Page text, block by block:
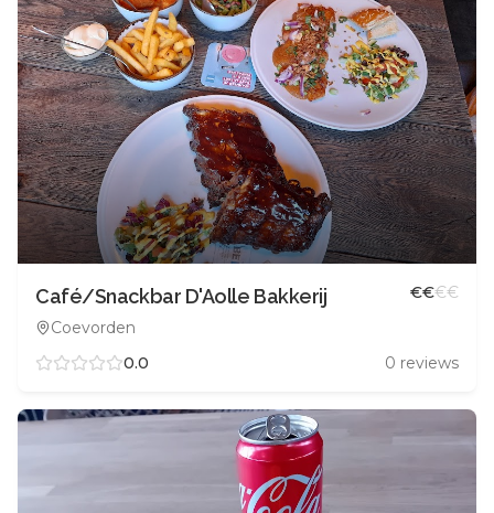
Café/Snackbar D'Aolle Bakkerij
Coevorden
€€€€
0.0 0 reviews